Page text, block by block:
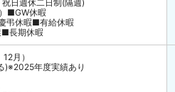
日週休二日制(隔週)
■GW休暇
弔休暇■有給休暇
長期休暇
月）
)※2025年度実績あり